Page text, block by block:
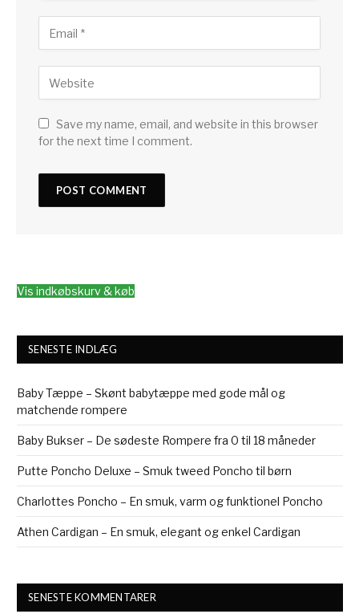
Save my name, email, and website in this browser
for the next time I comment.
Vis indkøbskurv & køb
SENESTE INDLÆG
Baby Tæppe – Skønt babytæppe med gode mål og
matchende rompere
Baby Bukser – De sødeste Rompere fra 0 til 18 måneder
Putte Poncho Deluxe – Smuk tweed Poncho til børn
Charlottes Poncho – En smuk, varm og funktionel Poncho
Athen Cardigan – En smuk, elegant og enkel Cardigan
SENESTE KOMMENTARER